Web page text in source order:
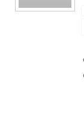
Constanta